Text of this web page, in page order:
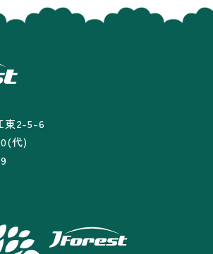
東2-5-6
代)